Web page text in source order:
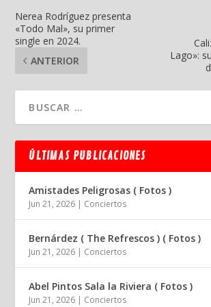
Nerea Rodríguez presenta
«Todo Mal», su primer
single en 2024.
ANTERIOR
Lago»:
ÚLTIMAS PUBLICACIONES
Amistades Peligrosas ( Fotos )
Jun 21, 2026 | Conciertos
Bernárdez ( The Refrescos ) ( Fotos )
Jun 21, 2026 | Conciertos
Abel Pintos Sala la Riviera ( Fotos )
Jun 21, 2026 | Conciertos